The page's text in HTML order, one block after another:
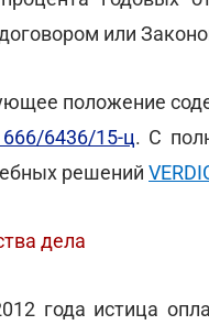
или
положение
6436/15-ц. С
решений
дела
года истица